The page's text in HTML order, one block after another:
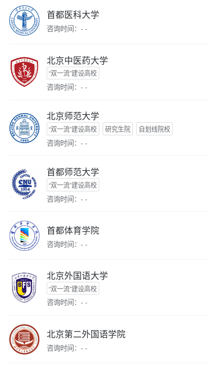
首都医科大学
咨询时间：- -
北京中医药大学
“双一流”建设高校
咨询时间：- -
北京师范大学
“双一流”建设高校 研究生院 自划线院校
咨询时间：- -
首都师范大学
“双一流”建设高校
咨询时间：- -
首都体育学院
咨询时间：- -
北京外国语大学
“双一流”建设高校
咨询时间：- -
北京第二外国语学院
咨询时间：- -